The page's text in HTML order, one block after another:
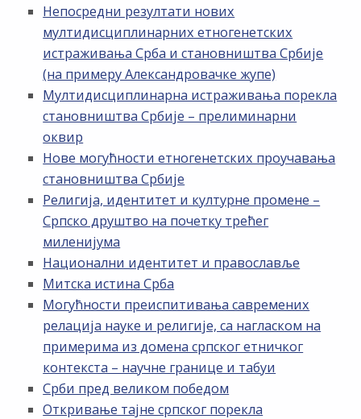
Непосредни резултати нових
мултидисциплинарних етногенетских
истраживања Срба и становништва Србије
(на примеру Александровачке жупе)
Мултидисциплинарна истраживања порекла
становништва Србије – прелиминарни
оквир
Нове могућности етногенетских проучавања
становништва Србије
Религија, идентитет и културне промене –
Српско друштво на почетку трећег
миленијума
Национални идентитет и православље
Митска истина Срба
Могућности преиспитивања савремених
релација науке и религије, са нагласком на
примерима из домена српског етничког
контекста – научне границе и табуи
Срби пред великом победом
Откривање тајне српског порекла